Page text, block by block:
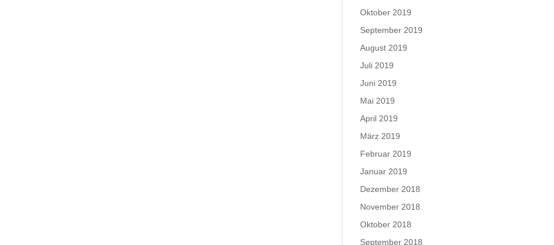
Oktober 2019
September 2019
August 2019
Juli 2019
Juni 2019
Mai 2019
April 2019
März 2019
Februar 2019
Januar 2019
Dezember 2018
November 2018
Oktober 2018
September 2018